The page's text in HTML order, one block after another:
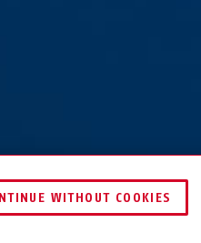
KERESKEDŐ KERESÉSE
WITHOUT COOKIES